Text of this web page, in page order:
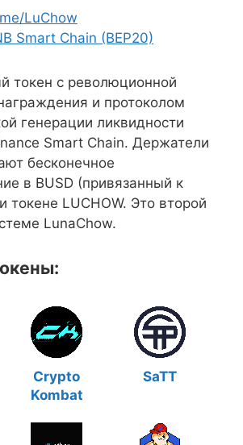
LuChow
Smart Chain (BEP20)
токен с революционной
и протоколом
генерации ликвидности
Smart Chain. Держатели
бесконечное
в BUSD (привязанный к
токене LUCHOW. Это второй
LunaChow.
Crypto
Kombat
SaTT